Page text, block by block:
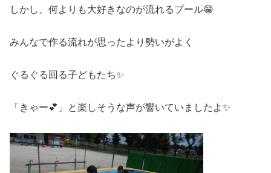
しかし、何よりも大好きなのが流れるプール😁
みんなで作る流れが思ったより勢いがよく
ぐるぐる回る子どもたち✨
「きゃー💕」と楽しそうな声が響いていましたよ✨